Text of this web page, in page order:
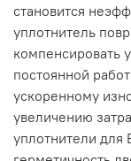
становится
уплотнитель
компенсировать
постоянной
ускоренному
увеличению
уплотнители для